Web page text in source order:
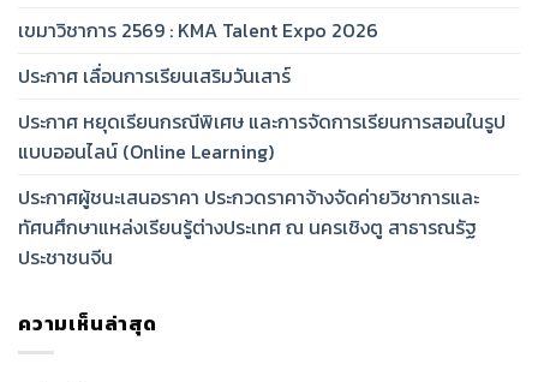
เขมาวิชาการ 2569 : KMA Talent Expo 2026
ประกาศ เลื่อนการเรียนเสริมวันเสาร์
ประกาศ หยุดเรียนกรณีพิเศษ และการจัดการเรียนการสอนในรูป
แบบออนไลน์ (Online Learning)
ประกาศผู้ชนะเสนอราคา ประกวดราคาจ้างจัดค่ายวิชาการและ
ทัศนศึกษาแหล่งเรียนรู้ต่างประเทศ ณ นครเชิงตู สาธารณรัฐ
ประชาชนจีน
ความเห็นล่าสุด